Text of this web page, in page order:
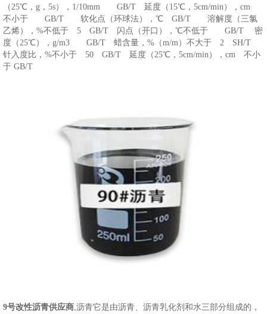
（25℃，g，5s），1/10mm GB/T 延度（15℃，5cm/min），cm
不小于 GB/T 软化点（环球法），℃ GB/T 溶解度（三氯
乙烯），%不低于 5 GB/T 闪点（开口），℃不低于 GB/T 密
度（25℃），g/m3 GB/T 蜡含量，%（m/m）不大于 2 SH/T
针入度比，%不小于 50 GB/T 延度（25℃，5cm/min），cm 不小
于 GB/T
9号改性沥青供应商,沥青它是由沥青、沥青乳化剂和水三部分组成的，